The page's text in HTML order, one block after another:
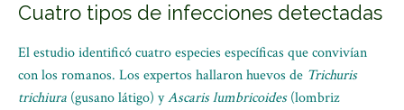
Cuatro tipos de infecciones detectadas
El estudio identificó cuatro especies específicas que convivían
con los romanos. Los expertos hallaron huevos de Trichuris
trichiura (gusano látigo) yAscaris lumbricoides(lombriz